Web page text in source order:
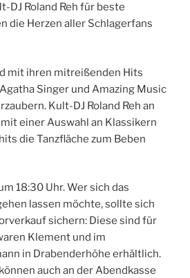
DJ Roland Reh für beste
die Herzen aller Schlagerfans
mit ihren mitreißenden Hits
Singer und Amazing Music
Kult-DJ Roland Reh an
einer Auswahl an Klassikern
die Tanzfläche zum Beben
18:30 Uhr. Wer sich das
lassen möchte, sollte sich
sichern: Diese sind für
Klement und im
in Drabenderhöhe erhältlich.
auch an der Abendkasse